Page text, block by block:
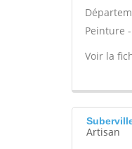
Peinture -
Voir la
Artisan